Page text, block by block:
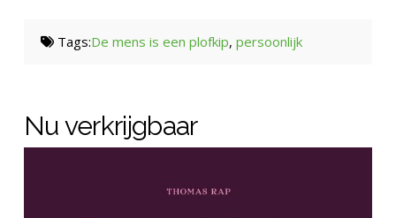
Tags:De mens is een plofkip,persoonlijk
Nu verkrijgbaar